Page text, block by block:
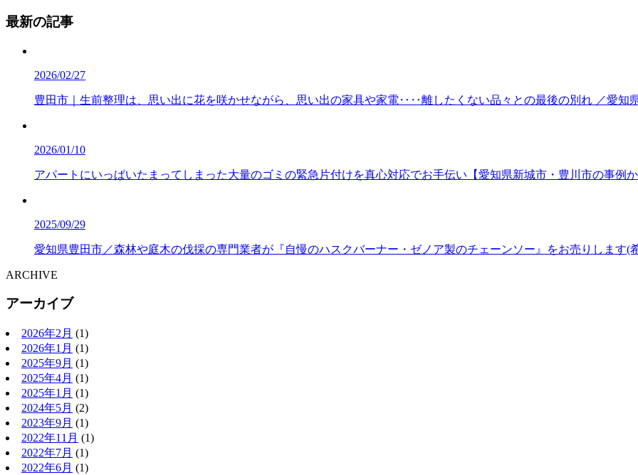
最新の記事
2026/02/27
豊田市｜生前整理は、思い出に花を咲かせながら、思い出の家具や家電‥‥離したくない品々との最後の別れ ／愛知
2026/01/10
アパートにいっぱいたまってしまった大量のゴミの緊急片付けを真心対応でお手伝い【愛知県新城市・豊川市の事例か
2025/09/29
愛知県豊田市／森林や庭木の伐採の専門業者が『自慢のハスクバーナー・ゼノア製のチェーンソー』をお売りします(
ARCHIVE
アーカイブ
2026年2月 (1)
2026年1月 (1)
2025年9月 (1)
2025年4月 (1)
2025年1月 (1)
2024年5月 (2)
2023年9月 (1)
2022年11月 (1)
2022年7月 (1)
2022年6月 (1)